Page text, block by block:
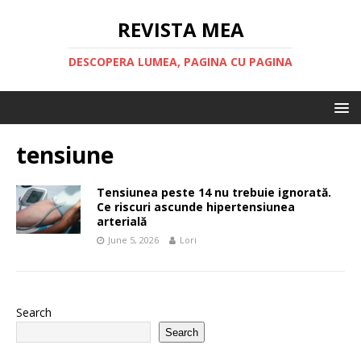
REVISTA MEA
DESCOPERA LUMEA, PAGINA CU PAGINA
tensiune
Tensiunea peste 14 nu trebuie ignorată.
Ce riscuri ascunde hipertensiunea
arterială
June 5, 2026 Lori
Search
Search